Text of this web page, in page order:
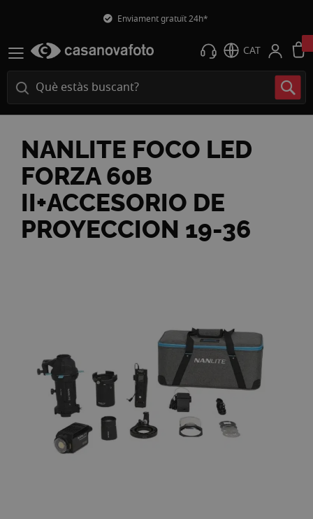
Enviament gratuït 24h*
CAT
NANLITE FOCO LED
FORZA 60B
II+ACCESORIO DE
PROYECCION 19-36
galeria
d'imatges